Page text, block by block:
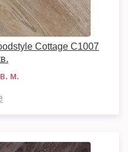
Cottage C1007
м.